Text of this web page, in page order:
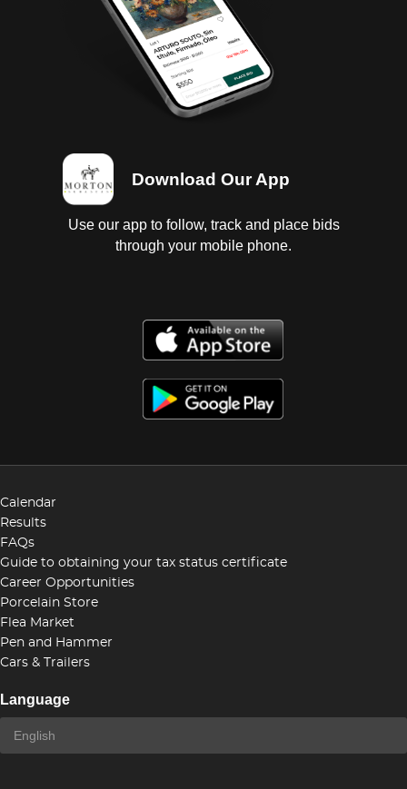
Download Our App
Use our app to follow, track and place bids
through your mobile phone.
Calendar
Results
FAQs
Guide to obtaining your tax status certificate
Career Opportunities
Porcelain Store
Flea Market
Pen and Hammer
Cars & Trailers
Language